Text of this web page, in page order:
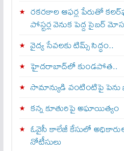
రకరకాల ఆఫర్ల పేరుతో
పోస్టర్ల వెనుక పెద్ద సైబర్
వైద్య సేవలకు టిమ్స్‌ సిద్ధం..
హైదరాబాద్‌లో కుండపోత..
సామాన్యుడి వంటింటిపై
కన్న కూతురిపై అఘాయిత్యం
ఓవైసీ కాలేజీ కేసులో
నోటీసులు